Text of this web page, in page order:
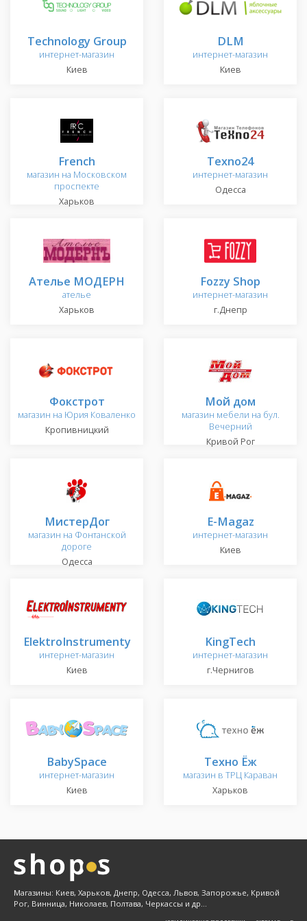
Technology Group
интернет-магазин
Киев
DLM
интернет-магазин
Киев
French
магазин на Московском
проспекте
Харьков
Texno24
интернет-магазин
Одесса
Ателье МОДЕРН
ателье
Харьков
Fozzy Shop
интернет-магазин
г.Днепр
Фокстрот
магазин на Юрия Коваленко
Кропивницкий
Мой дом
магазин мебели на бул.
Вечерний
Кривой Рог
МистерДог
магазин на Фонтанской
дороге
Одесса
E-Magaz
интернет-магазин
Киев
ElektroInstrumenty
интернет-магазин
Киев
KingTech
интернет-магазин
г.Чернигов
BabySpace
интернет-магазин
Киев
Техно Ёж
магазин в ТРЦ Караван
Харьков
Магазины: Киев, Харьков, Днепр, Одесса, Львов, Запорожье, Кривой
Рог, Винница, Николаев, Полтава, Черкассы и др...